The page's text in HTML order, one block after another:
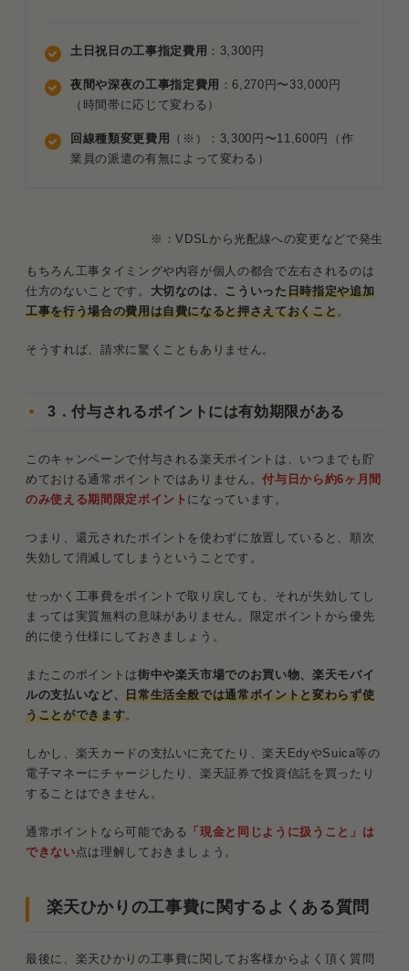
土日祝日の工事指定費用 ：3,300円
夜間や深夜の工事指定費用 ：6,270円〜33,000円
（時間帯に応じて変わる）
回線種類変更費用
（※）：3,300円〜11,600円（作
業員の派遣の有無によって変わる）
※：VDSLから光配線への変更などで発生
もちろん工事タイミングや内容が個人の都合で左右されるのは
仕方のないことです。 大切なのは、こういった日時指定や追加
工事を行う場合の費用は自費になると押さえておくこと。
そうすれば、請求に驚くこともありません。
3．付与されるポイントには有効期限がある
このキャンペーンで付与される楽天ポイントは、いつまでも貯
めておける通常ポイントではありません。付与日から約6ヶ月間
のみ使える期間限定ポイント になっています。
つまり、還元されたポイントを使わずに放置していると、順次
失効して消滅してしまうということです。
せっかく工事費をポイントで取り戻しても、それが失効してし
まっては実質無料の意味がありません。限定ポイントから優先
的に使う仕様にしておきましょう。
またこのポイントは街中や楽天市場でのお買い物、楽天モバイ
ルの支払いなど、日常生活全般では通常ポイントと変わらず使
うことができます。
しかし、楽天カードの支払いに充てたり、楽天EdyやSuica等の
電子マネーにチャージしたり、楽天証券で投資信託を買ったり
することはできません。
通常ポイントなら可能である
「現金と同じように扱うこと」は
できない 点は理解しておきましょう。
楽天ひかりの工事費に関するよくある質問
最後に、楽天ひかりの工事費に関してお客様からよく頂く質問